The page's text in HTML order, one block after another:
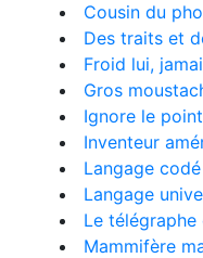
Cousin du
Des traits et
Froid lui,
Gros
Ignore le
Inventeur
Langage codé
Langage
Le
Mammifère